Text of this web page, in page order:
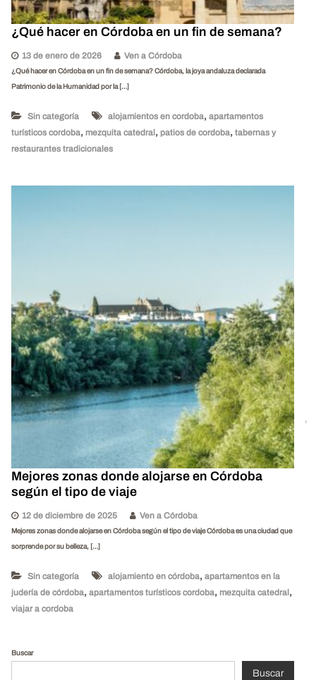
¿Qué hacer en Córdoba en un fin de semana?
13 de enero de 2026 Ven a Córdoba
¿Qué hacer en Córdoba en un fin de semana? Córdoba, la joya andaluza declarada
Patrimonio de la Humanidad por la […]
Sin categoría alojamientos en cordoba,apartamentos
turísticos cordoba, mezquita catedral , patios de cordoba,tabernas y
restaurantes tradicionales
Mejores zonas donde alojarse en Córdoba
según el tipo de viaje
12 de diciembre de 2025 Ven a Córdoba
Mejores zonas donde alojarse en Córdoba según el tipo de viaje Córdoba es una ciudad que
sorprende por su belleza, […]
Sin categoría alojamiento en córdoba,apartamentos en la
judería de córdoba,apartamentos turísticos cordoba, mezquita catedral,
viajar a cordoba
Buscar
Buscar